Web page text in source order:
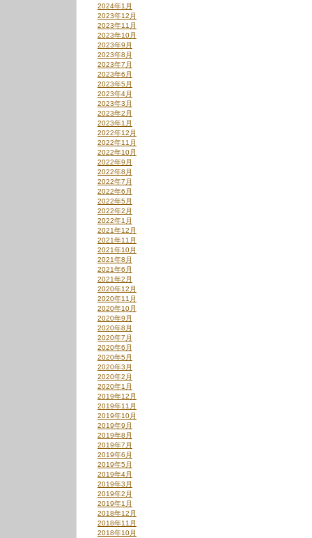
2024年1月
2023年12月
2023年11月
2023年10月
2023年9月
2023年8月
2023年7月
2023年6月
2023年5月
2023年4月
2023年3月
2023年2月
2023年1月
2022年12月
2022年11月
2022年10月
2022年9月
2022年8月
2022年7月
2022年6月
2022年5月
2022年2月
2022年1月
2021年12月
2021年11月
2021年10月
2021年8月
2021年6月
2021年2月
2020年12月
2020年11月
2020年10月
2020年9月
2020年8月
2020年7月
2020年6月
2020年5月
2020年3月
2020年2月
2020年1月
2019年12月
2019年11月
2019年10月
2019年9月
2019年8月
2019年7月
2019年6月
2019年5月
2019年4月
2019年3月
2019年2月
2019年1月
2018年12月
2018年11月
2018年10月